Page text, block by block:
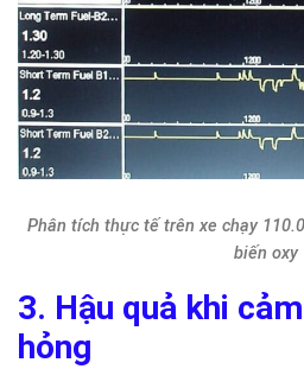
Phân tích thực tế trên xe chạy
biến oxy
3. Hậu quả khi
hỏng